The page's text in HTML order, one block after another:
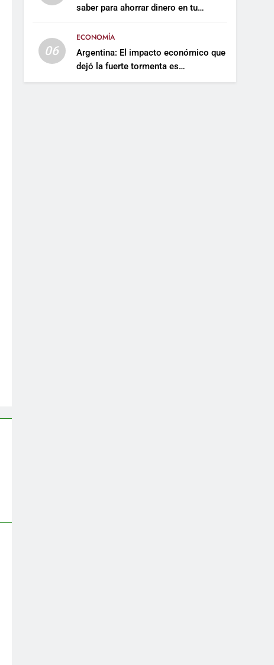
saber para ahorrar dinero en tu
06
ECONOMÍA
Argentina: El impacto económico que
dejó la fuerte tormenta es
incalculable